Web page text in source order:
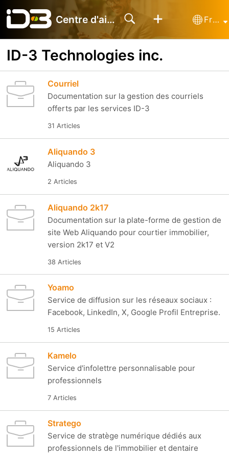
Centre d'aide Français (France)
ID-3 Technologies inc.
Courriel
Documentation sur la gestion des courriels
offerts par les services ID-3
31 Articles
Aliquando 3
Aliquando 3
2 Articles
Aliquando 2k17
Documentation sur la plate-forme de gestion de
site Web Aliquando pour courtier immobilier,
version 2k17 et V2
38 Articles
Yoamo
Service de diffusion sur les réseaux sociaux :
Facebook, LinkedIn, X, Google Profil Entreprise.
15 Articles
Kamelo
Service d'infolettre personnalisable pour
professionnels
7 Articles
Stratego
Service de stratège numérique dédiés aux
professionnels de l'immobilier et dentaire